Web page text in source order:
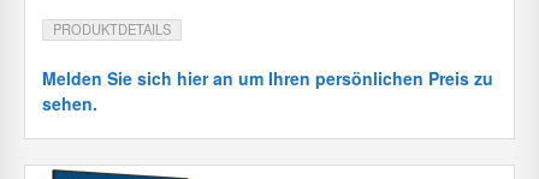
PRODUKTDETAILS
Melden Sie sich hier an um Ihren persönlichen Preis zu
sehen.